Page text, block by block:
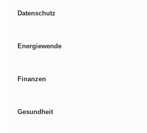
Datenschutz
Energiewende
Finanzen
Gesundheit